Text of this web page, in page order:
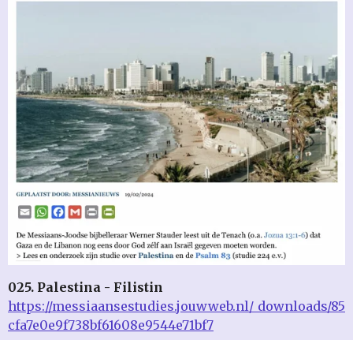
025. Palestina - Filistin
https://messiaansestudies.jouwweb.nl/_downloads/85
cfa7e0e9f738bf61608e9544e71bf7